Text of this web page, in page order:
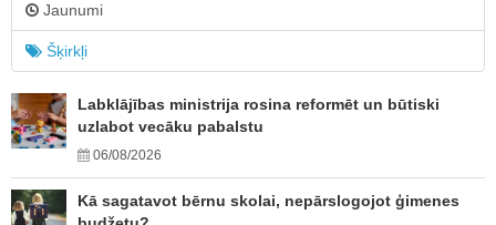
Jaunumi
Šķirkļi
Labklājības ministrija rosina reformēt un būtiski
uzlabot vecāku pabalstu
06/08/2026
Kā sagatavot bērnu skolai, nepārslogojot ģimenes